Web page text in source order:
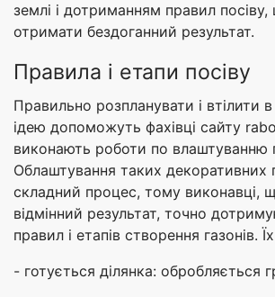
землі і дотриманням правил
отримати бездоганний результат.
Правила і етапи посіву
Правильно розпланувати і втілити
ідею допоможуть фахівці сайту
виконають роботи по влаштуванню
Облаштування таких декоративних
складний процес, тому виконавці,
відмінний результат, точно
правил і етапів створення газонів.
- готується ділянка: обробляється